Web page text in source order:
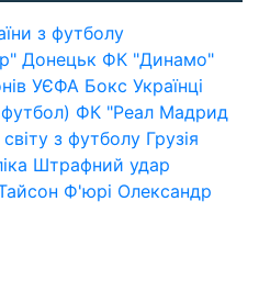
з футболу
Донецьк ФК "Динамо"
УЄФА Бокс Українці
ФК "Реал Мадрид
з футболу Грузія
Штрафний удар
Ф'юрі Олександр